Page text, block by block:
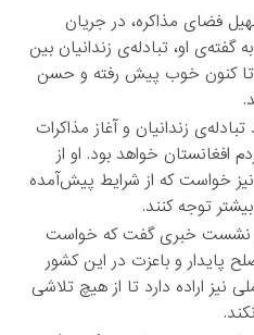
فضای مذاکره، در جریان
او، تبادله‌ی زندانیان بین
تا کنون خوب پیش رفته و حسن
زندانیان و آغاز مذاکرات
افغانستان خواهد بود. او از
خواست که از شرایط پیش‌آمده
توجه کنند.
نشست خبری گفت که خواست
پایدار و باعزت در این کشور
اراده دارد تا از هیچ تلاشی